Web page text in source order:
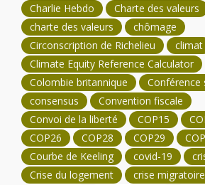
Charlie Hebdo
Charte des valeurs
charte des valeurs
chômage
Circonscription de Richelieu
climat
Climate Equity Reference Calculator
Colombie britannique
Conférence
consensus
Convention fiscale
Convoi de la liberté
COP15
COP26
COP28 COP29
Courbe de Keeling
covid-19
Crise du logement
crise migratoire